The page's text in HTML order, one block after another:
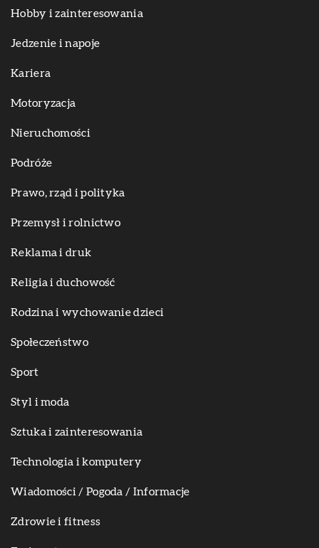
Hobby i zainteresowania
Jedzenie i napoje
Kariera
Motoryzacja
Nieruchomości
Podróże
Prawo, rząd i polityka
Przemysł i rolnictwo
Reklama i druk
Religia i duchowość
Rodzina i wychowanie dzieci
Społeczeństwo
Sport
Styl i moda
Sztuka i zainteresowania
Technologia i komputery
Wiadomości / Pogoda / Informacje
Zdrowie i fitness